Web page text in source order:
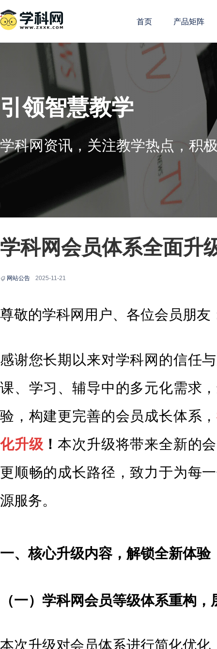
首页 产品矩阵
引领智慧教学
学科网资讯，关注教学热点，积
学科网会员体系全面升
网站公告 2025-11-21
尊敬的学科网用户、各位会员朋友
感谢您长期以来对学科网的信任
课、学习、辅导中的多元化需求
验，构建更完善的会员成长体系，
化升级 ！本次升级将带来全新的
更顺畅的成长路径，致力于为每
源服务。
一、核心升级内容，解锁全新体验
（一）学科网会员等级体系重构，
本次升级对会员体系进行简化优化